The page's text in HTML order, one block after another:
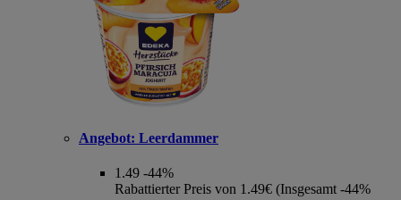
Angebot: Leerdammer
1.49 -44%
Rabattierter Preis von 1.49€ (Insgesamt -44%